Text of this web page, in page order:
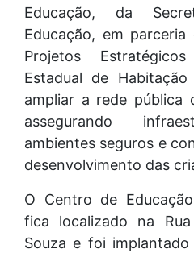
Educação, da
Educação, em
Projetos
Estadual de
ampliar a rede pública
assegurando
ambientes seguros e
desenvolvimento das
O Centro de
fica localizado na
Souza e foi